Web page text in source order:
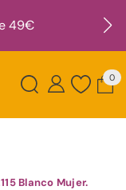
49€
0
Blanco Mujer.